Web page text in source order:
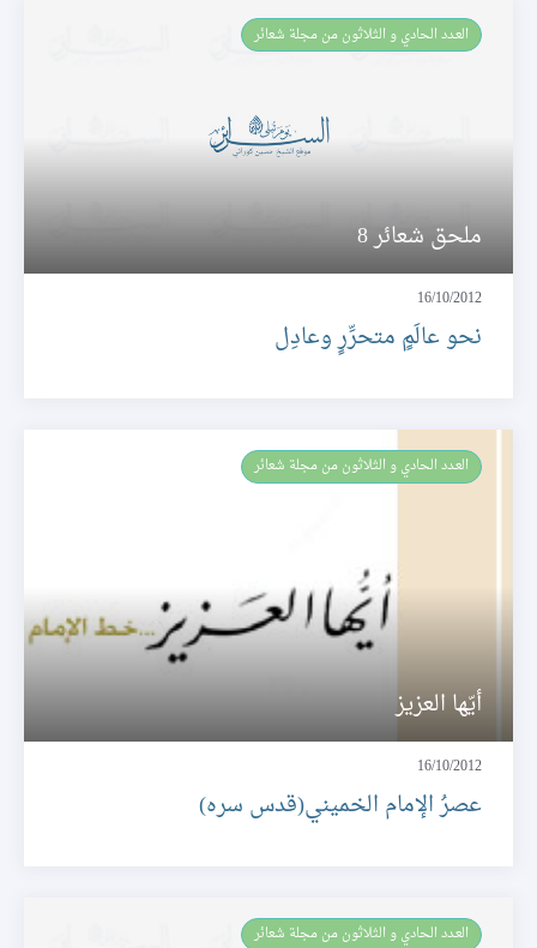
العـدد الحادي و الثلاثون من مجلة شعائر
ملحق شعائر 8
16/10/2012
نحو عالَمٍ متحرِّرٍ وعادِل
العـدد الحادي و الثلاثون من مجلة شعائر
أيّها العزيز
16/10/2012
عصرُ الإمام الخميني(قدس سره)
العـدد الحادي و الثلاثون من مجلة شعائر